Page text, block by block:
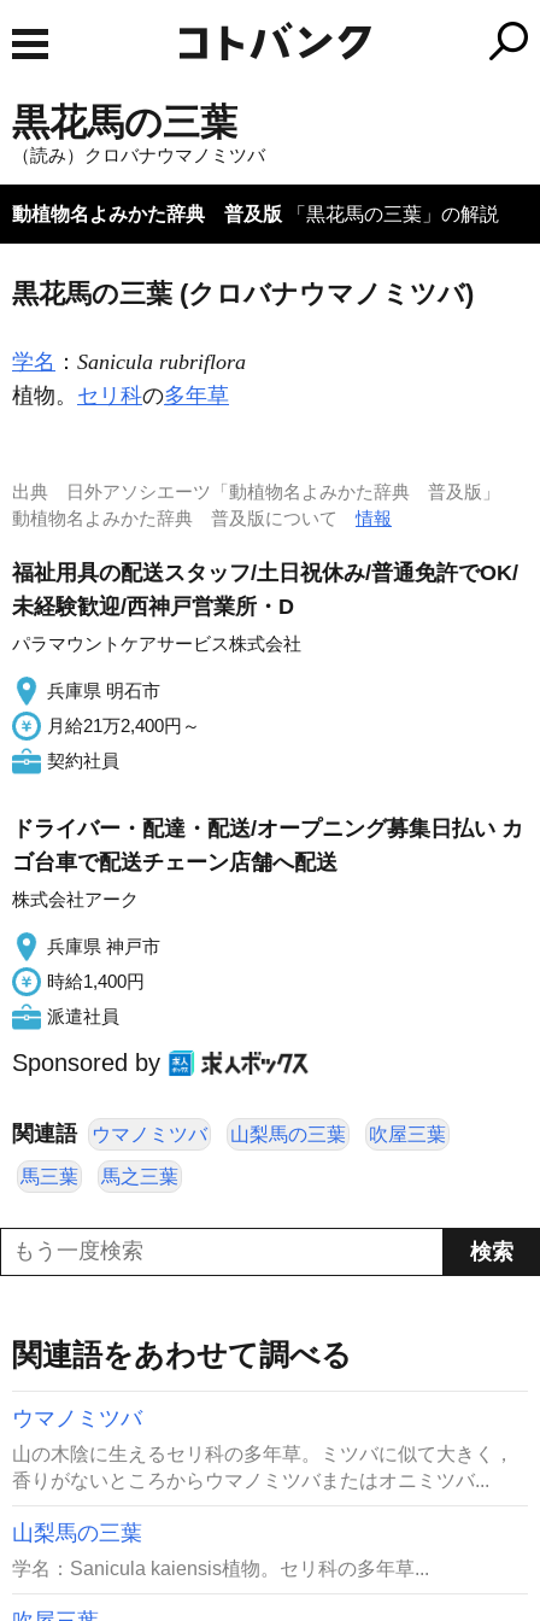
黒花馬の三葉
（読み）クロバナウマノミツバ
動植物名よみかた辞典 普及版 「黒花馬の三葉」の解説
黒花馬の三葉 (クロバナウマノミツバ)
学名 ： Sanicula rubriflora
植物。 セリ科の多年草
出典
日外アソシエーツ「動植物名よみかた辞典 普及版」
動植物名よみかた辞典 普及版について情報
福祉用具の配送スタッフ/土日祝休み/普通免許でOK/
未経験歓迎/西神戸営業所・D
パラマウントケアサービス株式会社
兵庫県 明石市
月給21万2,400円～
契約社員
ドライバー・配達・配送/オープニング募集日払い カ
ゴ台車で配送チェーン店舗へ配送
株式会社アーク
兵庫県 神戸市
時給1,400円
派遣社員
Sponsored by
関連語 ウマノミツバ 山梨馬の三葉 吹屋三葉
馬三葉 馬之三葉
関連語をあわせて調べる
ウマノミツバ
山の木陰に生えるセリ科の多年草。ミツバに似て大きく，
香りがないところからウマノミツバまたはオニミツバ...
山梨馬の三葉
学名：Sanicula kaiensis植物。セリ科の多年草...